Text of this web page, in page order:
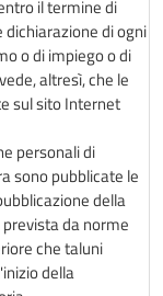
il termine di
di ogni
o di impiego o di
altresì, che le
sul sito Internet
personali di
sono pubblicate le
della
da norme
che taluni
della